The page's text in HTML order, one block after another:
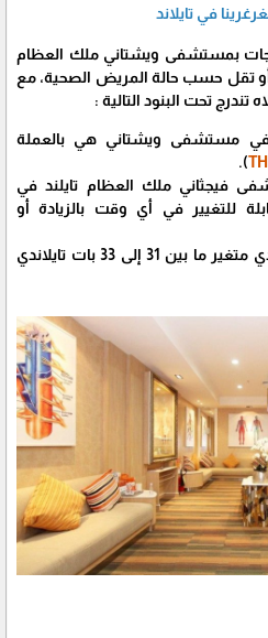
في تايلاند
بمستشفى ويشتاني ملك العظام
أو تقل حسب حالة المريض الصحية، مع
تندرج تحت البنود التالية :
في مستشفى ويشتاني هي بالعملة
).
فيجثاني ملك العظام تايلند في
للتغيير في أي وقت بالزيادة أو
سعر صرف البات التايلاندي متغير ما بين 31 إلى 33 بات تايلاندي